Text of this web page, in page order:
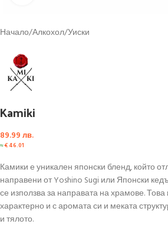
Начало/Алкохол/Уиски
Kamiki
89.99 лв.
≈€46.01
Камики е уникален японски бленд, който
направени от Yoshino Sugi или Японски
се използва за направата на храмове.
характерно и с аромата си и меката
и тялото.